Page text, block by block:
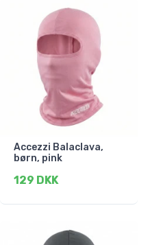
Accezzi Balaclava,
børn, pink
129 DKK